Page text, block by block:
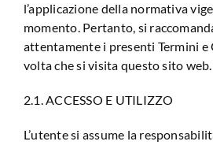
l’applicazione della normativa
momento. Pertanto, si
attentamente i presenti Termini e
volta che si visita questo sito web.
2.1. ACCESSO E UTILIZZO
L’utente si assume la